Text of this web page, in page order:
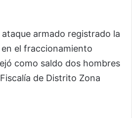
armado registrado la
el fraccionamiento
como saldo dos hombres
de Distrito Zona